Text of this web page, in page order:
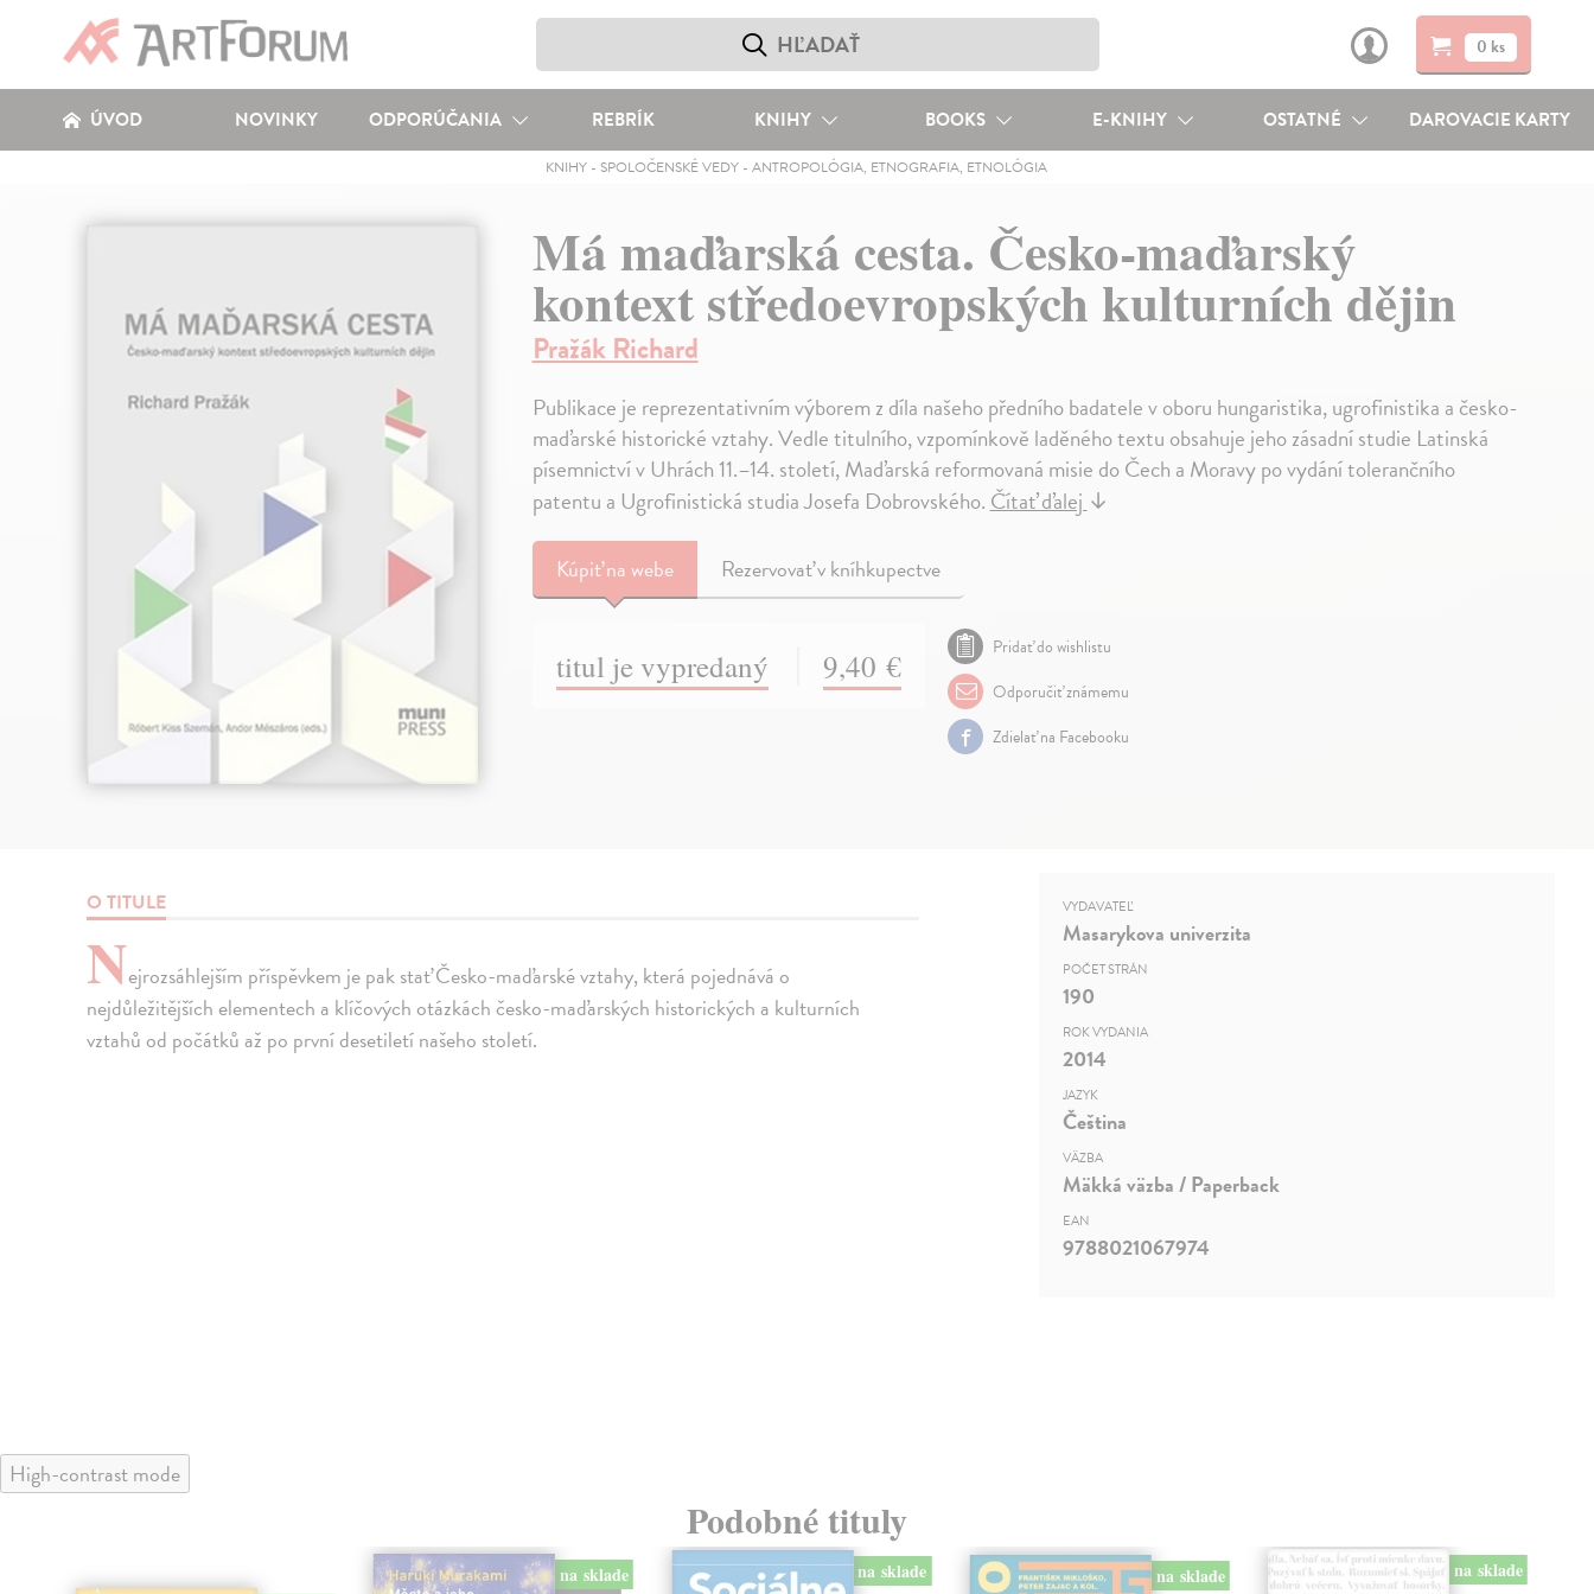
0 ks
ÚVOD NOVINKY ODPORÚČANIA REBRÍK KNIHY BOOKS E-KNIHY OSTATNÉ DAROVACIE KARTY
KNIHY - SPOLOČENSKÉ VEDY -ANTROPOLÓGIA, ETNOGRAFIA, ETNOLÓGIA
Má maďarská cesta. Česko-maďarský
kontext středoevropských kulturních dějin
Pražák Richard
Publikace je reprezentativním výborem z díla našeho předního badatele v oboru hungaristika, ugrofinistika a česko-
maďarské historické vztahy. Vedle titulního, vzpomínkově laděného textu obsahuje jeho zásadní studie Latinská
písemnictví v Uhrách 11.–14. století, Maďarská reformovaná misie do Čech a Moravy po vydání tolerančního
patentu a Ugrofinistická studia Josefa Dobrovského.Čítať ďalej↓
Kúpiťna webe Rezervovať v kníhkupectve
titul je vypredaný 9,40 €
Pridať do wishlistu
Odporučiť známemu
Zdielať na Facebooku
O TITULE
Nejrozsáhlejším příspěvkem je pak stať Česko-maďarské vztahy, která pojednává o
nejdůležitějších elementech a klíčových otázkách česko-maďarských historických a kulturních
vztahů od počátků až po první desetiletí našeho století.
VYDAVATEĽ
Masarykova univerzita
POČET STRÁN
190
ROK VYDANIA
2014
JAZYK
Čeština
VÄZBA
Mäkká väzba / Paperback
EAN
9788021067974
High-contrast mode
Podobné tituly
na sklade
na sklade na sklade na sklade